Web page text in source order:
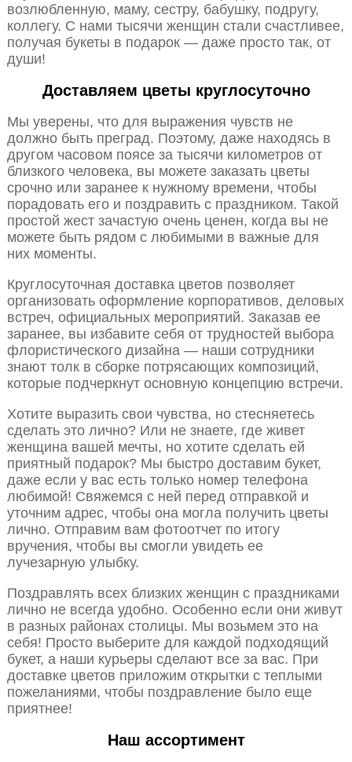
возлюбленную, маму, сестру, бабушку, подругу,
коллегу. С нами тысячи женщин стали счастливее,
получая букеты в подарок — даже просто так, от
души!
Доставляем цветы круглосуточно
Мы уверены, что для выражения чувств не
должно быть преград. Поэтому, даже находясь в
другом часовом поясе за тысячи километров от
близкого человека, вы можете заказать цветы
срочно или заранее к нужному времени, чтобы
порадовать его и поздравить с праздником. Такой
простой жест зачастую очень ценен, когда вы не
можете быть рядом с любимыми в важные для
них моменты.
Круглосуточная доставка цветов позволяет
организовать оформление корпоративов, деловых
встреч, официальных мероприятий. Заказав ее
заранее, вы избавите себя от трудностей выбора
флористического дизайна — наши сотрудники
знают толк в сборке потрясающих композиций,
которые подчеркнут основную концепцию встречи.
Хотите выразить свои чувства, но стесняетесь
сделать это лично? Или не знаете, где живет
женщина вашей мечты, но хотите сделать ей
приятный подарок? Мы быстро доставим букет,
даже если у вас есть только номер телефона
любимой! Свяжемся с ней перед отправкой и
уточним адрес, чтобы она могла получить цветы
лично. Отправим вам фотоотчет по итогу
вручения, чтобы вы смогли увидеть ее
лучезарную улыбку.
Поздравлять всех близких женщин с праздниками
лично не всегда удобно. Особенно если они живут
в разных районах столицы. Мы возьмем это на
себя! Просто выберите для каждой подходящий
букет, а наши курьеры сделают все за вас. При
доставке цветов приложим открытки с теплыми
пожеланиями, чтобы поздравление было еще
приятнее!
Наш ассортимент